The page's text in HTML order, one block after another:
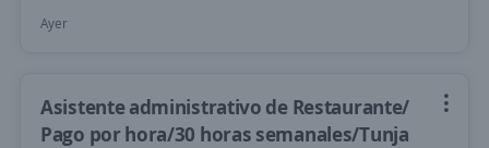
Ayer
Asistente administrativo de Restaurante/
Pago por hora/30 horas semanales/Tunja